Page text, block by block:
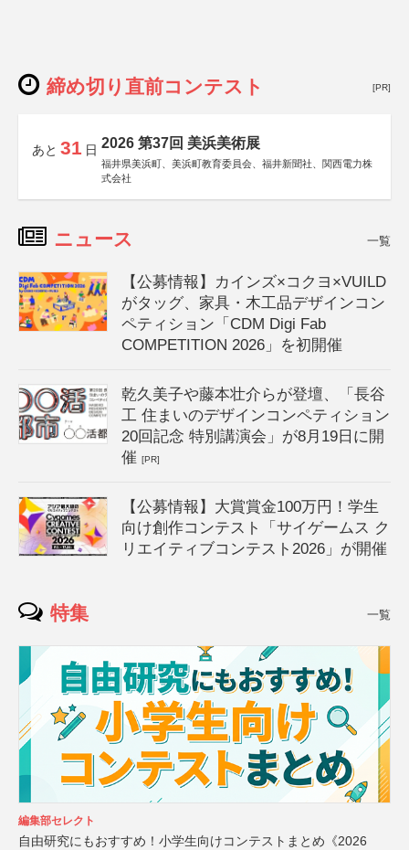
締め切り直前コンテスト [PR]
あと 31 日 2026 第37回 美浜美術展
福井県美浜町、美浜町教育委員会、福井新聞社、関西電力株
式会社
ニュース 一覧
【公募情報】カインズ×コクヨ×VUILD
がタッグ、家具・木工品デザインコン
ペティション「CDM Digi Fab
COMPETITION 2026」を初開催
乾久美子や藤本壮介らが登壇、「長谷
工 住まいのデザインコンペティション
20回記念 特別講演会」が8月19日に開
催[PR]
【公募情報】大賞賞金100万円！学生
向け創作コンテスト「サイゲームス ク
リエイティブコンテスト2026」が開催
特集 一覧
編集部セレクト
自由研究にもおすすめ！小学生向けコンテストまとめ《2026